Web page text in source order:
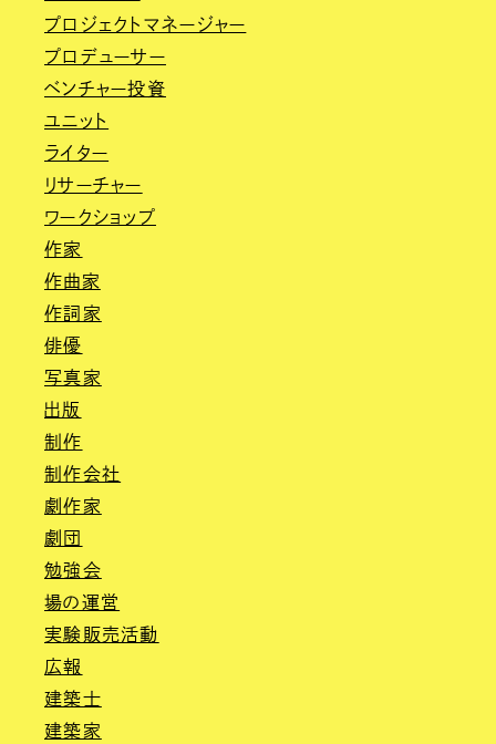
プロジェクトマネージャー
プロデューサー
ベンチャー投資
ユニット
ライター
リサーチャー
ワークショップ
作家
作曲家
作詞家
俳優
写真家
出版
制作
制作会社
劇作家
劇団
勉強会
場の運営
実験販売活動
広報
建築士
建築家